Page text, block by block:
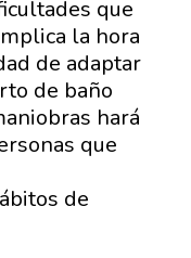
que
la hora
de adaptar
de baño
hará
que
de